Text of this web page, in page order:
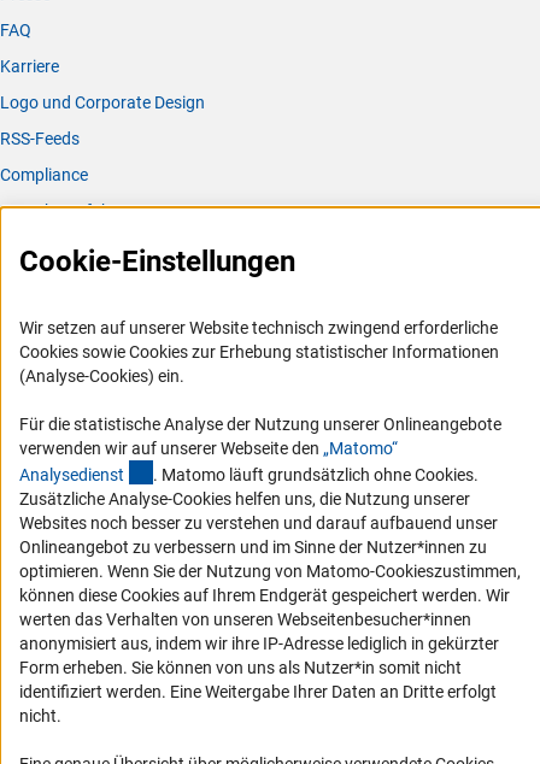
FAQ
Karriere
Logo und Corporate Design
RSS-Feeds
Compliance
Vergabeverfahren
Barrierefreiheit
Erklärung zur Barrierefreiheit
Barriere melden
DFG-aktuell
Erhalten Sie Neuigkeiten aus der DFG direkt in Ihr Mailpostfach oder
schauen Sie sich die Ausgaben online an.
Zum Newsletter
Impressum Datenschutz Cookie-Einstellungen
Kontakt
Service
Cookie-Einstellungen
Wir setzen auf unserer Website technisch zwingend erforderliche
Cookies sowie Cookies zur Erhebung statistischer Informationen
(Analyse-Cookies) ein.
Für die statistische Analyse der Nutzung unserer Onlineangebote
verwenden wir auf unserer Webseite den „Matomo“
Analysedienst (externer Link)
. Matomo läuft grundsätzlich ohne Cookies.
Zusätzliche Analyse-Cookies helfen uns, die Nutzung unserer
Websites noch besser zu verstehen und darauf aufbauend unser
Onlineangebot zu verbessern und im Sinne der Nutzer*innen zu
optimieren. Wenn Sie der Nutzung von Matomo-Cookieszustimmen,
können diese Cookies auf Ihrem Endgerät gespeichert werden. Wir
werten das Verhalten von unseren Webseitenbesucher*innen
anonymisiert aus, indem wir ihre IP-Adresse lediglich in gekürzter
Form erheben. Sie können von uns als Nutzer*in somit nicht
identifiziert werden. Eine Weitergabe Ihrer Daten an Dritte erfolgt
nicht.